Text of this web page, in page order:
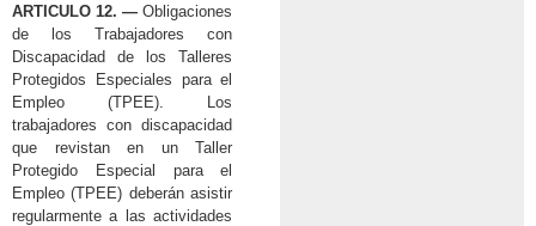
ARTICULO 12. — Obligaciones
de los Trabajadores con
Discapacidad de los Talleres
Protegidos Especiales para el
Empleo (TPEE). Los
trabajadores con discapacidad
que revistan en un Taller
Protegido Especial para el
Empleo (TPEE) deberán asistir
regularmente a las actividades